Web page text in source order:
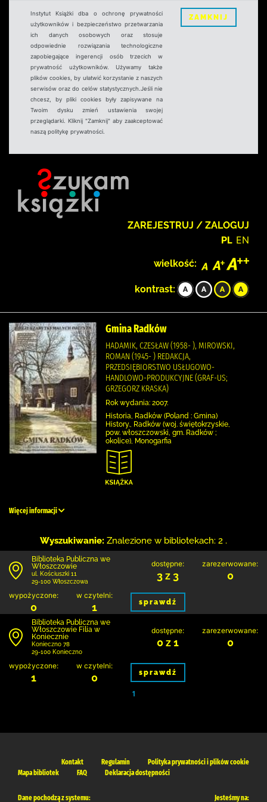
Instytut Książki dba o ochronę prywatności
użytkowników i bezpieczeństwo przetwarzania
ich danych osobowych oraz stosuje
odpowiednie rozwiązania technologiczne
zapobiegające ingerencji osób trzecich w
prywatność użytkowników. Używamy także
plików cookies, by ułatwić korzystanie z naszych
serwisów oraz do celów statystycznych.Jeśli nie
chcesz, by pliki cookies były zapisywane na
Twoim dysku zmień ustawienia swojej
przeglądarki. Kliknij "Zamknij" aby zaakceptować
naszą politykę prywatności.
ZAMKNIJ
ZAREJESTRUJ / ZALOGUJ
PL EN
wielkość:
kontrast:
Gmina Radków
HADAMIK, CZESŁAW (1958- ), MIROWSKI,
ROMAN (1945- ) REDAKCJA,
PRZEDSIĘBIORSTWO USŁUGOWO-
HANDLOWO-PRODUKCYJNE (GRAF-US;
GRZEGORZ KRASKA)
Rok wydania: 2007.
Historia, Radków (Poland : Gmina)
History., Radków (woj. świętokrzyskie,
pow. włoszczowski, gm. Radków ;
okolice), Monogarfia
Więcej informacji
Wyszukiwanie: Znalezione w bibliotekach: 2 .
Biblioteka Publiczna we
Włoszczowie
ul. Kościuszki 11
29-100 Włoszczowa
dostępne:
3 z 3
zarezerwowane:
0
wypożyczone:
0
w czytelni:
1 sprawdź
Biblioteka Publiczna we
Włoszczowie Filia w
Koniecznie
Konieczno 78
29-100 Konieczno
dostępne:
0 z 1
zarezerwowane:
0
wypożyczone:
1
w czytelni:
0 sprawdź
1
Kontakt Regulamin
Polityka prywatności i plików cookie
Mapa bibliotek
FAQ Deklaracja dostępności
Dane pochodzą z systemu: Jesteśmy na: